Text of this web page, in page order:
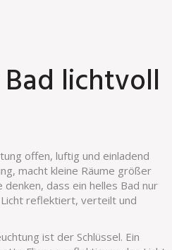
lichtvoll
offen, luftig und einladend
macht kleine Räume größer
dass ein helles Bad nur
reflektiert, verteilt und
ist der Schlüssel. Ein